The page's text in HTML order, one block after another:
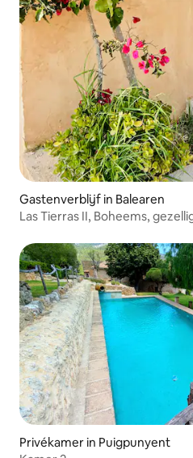
Gastenverblijf in Balearen
Las Tierras II, Boheems,
Privékamer in Puigpunyent